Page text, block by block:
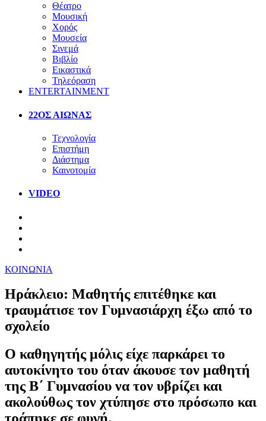
Θέατρο
Μουσική
Χορός
Μουσεία
Σινεμά
Βιβλίο
Εικαστικά
Τηλεόραση
ENTERTAINMENT
22ΟΣ ΑΙΩΝΑΣ
Τεχνολογία
Επιστήμη
Διάστημα
Καινοτομία
VIDEO
ΚΟΙΝΩΝΙΑ
Ηράκλειο: Μαθητής επιτέθηκε και
τραυμάτισε τον Γυμνασιάρχη έξω από το
σχολείο
Ο καθηγητής μόλις είχε παρκάρει το
αυτοκίνητο του όταν άκουσε τον μαθητή
της Β΄ Γυμνασίου να τον υβρίζει και
ακολούθως τον χτύπησε στο πρόσωπο και